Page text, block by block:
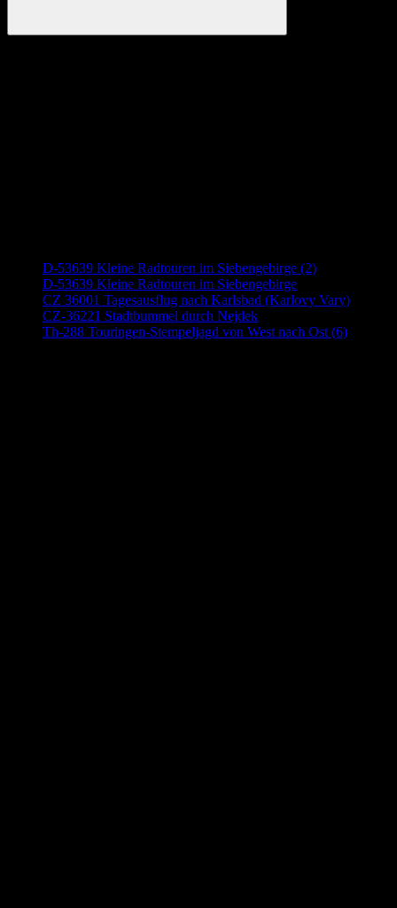
Suchen
D-53639 Kleine Radtouren im Siebengebirge (2)
D-53639 Kleine Radtouren im Siebengebirge
CZ 36001 Tagesausflug nach Karlsbad (Karlovy Vary)
CZ-36221 Stadtbummel durch Nejdek
Th-288 Touringen-Stempeljagd von West nach Ost (6)